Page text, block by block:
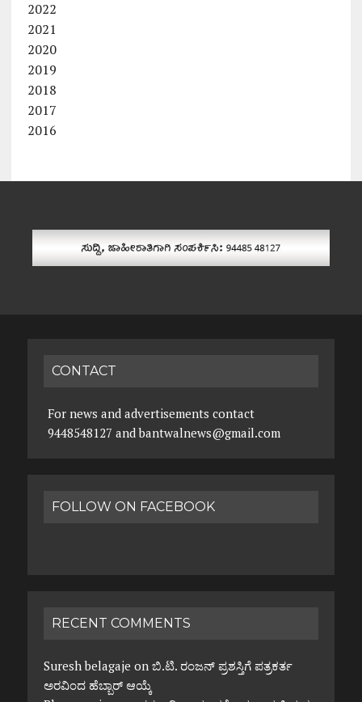
2022
2021
2020
2019
2018
2017
2016
CONTACT
For news and advertisements contact
9448548127 and bantwalnews@gmail.com
FOLLOW ON FACEBOOK
RECENT COMMENTS
Suresh belagaje on ಬಿ.ಟಿ. ರಂಜನ್ ಪ್ರಶಸ್ತಿಗೆ ಪತ್ರಕರ್ತ
ಅರವಿಂದ ಹೆಬ್ಬಾರ್ ಆಯ್ಕೆ